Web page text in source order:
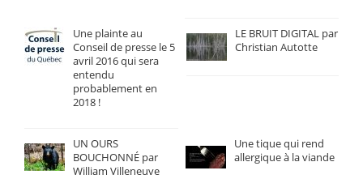
Une plainte au
Conseil de presse le 5
avril 2016 qui sera
entendu
probablement en
2018 !
LE BRUIT DIGITAL par
Christian Autotte
UN OURS
BOUCHONNÉ par
William Villeneuve
Une tique qui rend
allergique à la viande